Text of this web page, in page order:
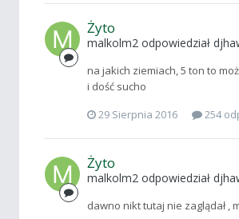
Żyto
malkolm2 odpowiedział
na jakich ziemiach, 5 ton to
i dość sucho
29 Sierpnia 2016
254
Żyto
malkolm2 odpowiedział
dawno nikt tutaj nie zaglądał ,